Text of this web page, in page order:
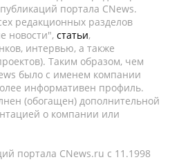
портала CNews.
редакционных разделов
новости", статьи,
интервью, а также
Таким образом, чем
было с именем компании
информативен профиль.
(обогащен) дополнительной
о компании или
портала CNews.ru c 11.1998